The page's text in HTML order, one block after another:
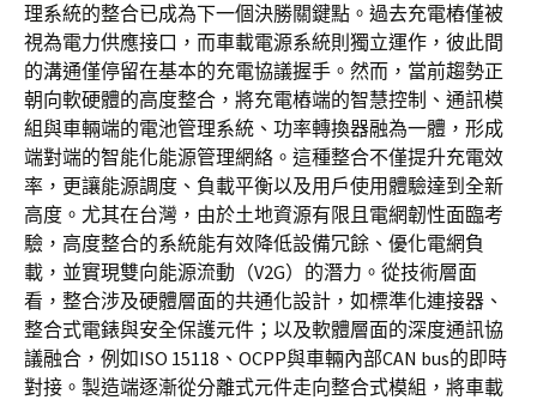
理系統的整合已成為下一個決勝關鍵點。過去充電樁僅被
視為電力供應接口，而車載電源系統則獨立運作，彼此間
的溝通僅停留在基本的充電協議握手。然而，當前趨勢正
朝向軟硬體的高度整合，將充電樁端的智慧控制、通訊模
組與車輛端的電池管理系統、功率轉換器融為一體，形成
端對端的智能化能源管理網絡。這種整合不僅提升充電效
率，更讓能源調度、負載平衡以及用戶使用體驗達到全新
高度。尤其在台灣，由於土地資源有限且電網韌性面臨考
驗，高度整合的系統能有效降低設備冗餘、優化電網負
載，並實現雙向能源流動（V2G）的潛力。從技術層面
看，整合涉及硬體層面的共通化設計，如標準化連接器、
整合式電錶與安全保護元件；以及軟體層面的深度通訊協
議融合，例如ISO 15118、OCPP與車輛內部CAN bus的即時
對接。製造端逐漸從分離式元件走向整合式模組，將車載